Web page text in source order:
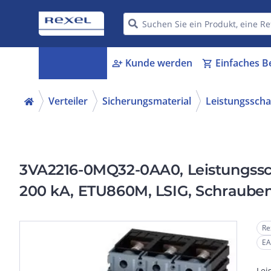
person_add Kunde werden shopping_cart Einfaches
Verteiler Sicherungsmaterial
3VA2216-0MQ32-0AA0,
200 kA, ETU860M, LSIG,